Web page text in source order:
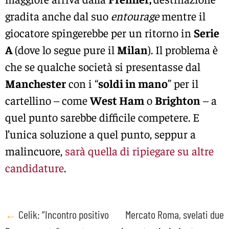
gradita anche dal suo entouragementre il
giocatore spingerebbe per un ritorno in Serie
A(dove lo segue pure il Milan). Il problema è
che se qualche società si presentasse dal
Manchestercon i “soldi in mano” per il
cartellino – comeWest HamoBrighton– a
quel punto sarebbe difficile competere. E
l’unica soluzione a quel punto, seppur a
malincuore, sarà quella di ripiegare su altre
candidature.
Post
← Celik: “Incontro positivo
Mercato Roma, svelati due